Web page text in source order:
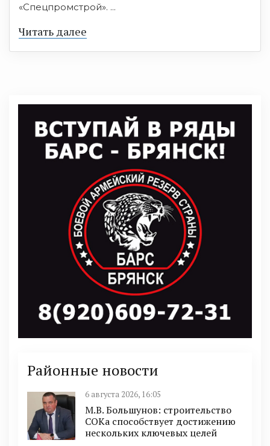
«Спецпромстрой». ...
Читать далее
Районные новости
6 августа 2026, 16:05
М.В. Большунов: строительство
СОКа способствует достижению
нескольких ключевых целей